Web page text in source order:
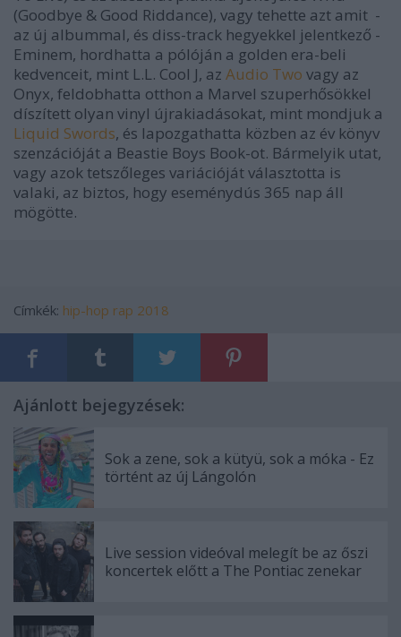
(Goodbye & Good Riddance), vagy tehette azt amit -
az új albummal, és diss-track hegyekkel jelentkező -
Eminem, hordhatta a pólóján a golden era-beli
kedvenceit, mint L.L. Cool J, az Audio Two vagy az
Onyx, feldobhatta otthon a Marvel szuperhősökkel
díszített olyan vinyl újrakiadásokat, mint mondjuk a
Liquid Swords, és lapozgathatta közben az év könyv
szenzációját a Beastie Boys Book-ot. Bármelyik utat,
vagy azok tetszőleges variációját választotta is
valaki, az biztos, hogy eseménydús 365 nap áll
mögötte.
Címkék: hip-hop rap 2018
Ajánlott bejegyzések:
Sok a zene, sok a kütyü, sok a móka - Ez
történt az új Lángolón
Live session videóval melegít be az őszi
koncertek előtt a The Pontiac zenekar